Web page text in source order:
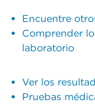
Encuentre
Comprender
laboratorio
Ver los
Pruebas